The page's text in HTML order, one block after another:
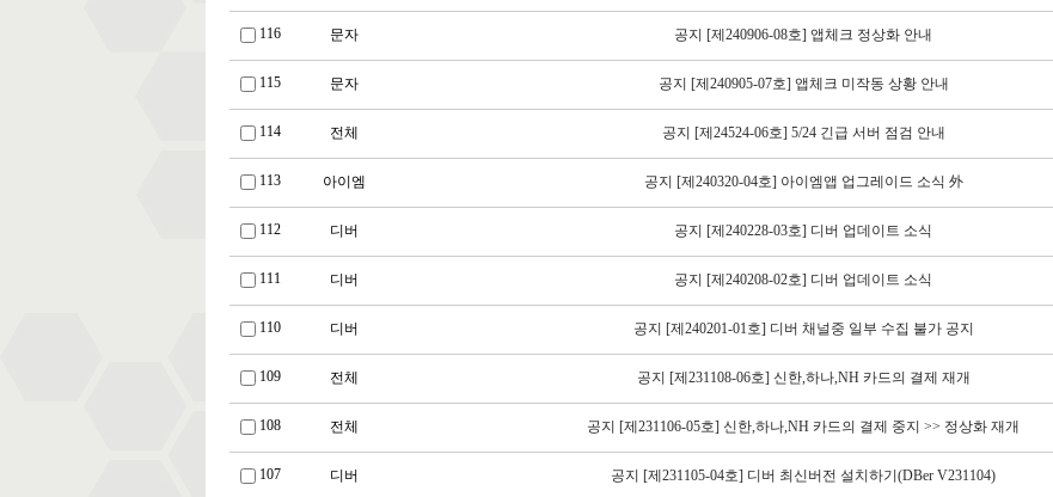
116 문자 공지 [제240906-08호] 앱체크 정상화 안내
115 문자 공지 [제240905-07호] 앱체크 미작동 상황 안내
114 전체 공지 [제24524-06호] 5/24 긴급 서버 점검 안내
113 아이엠 공지 [제240320-04호] 아이엠앱 업그레이드 소식 外
112 디버 공지 [제240228-03호] 디버 업데이트 소식
111 디버 공지 [제240208-02호] 디버 업데이트 소식
110 디버 공지 [제240201-01호] 디버 채널중 일부 수집 불가 공지
109 전체 공지 [제231108-06호] 신한,하나,NH 카드의 결제 재개
108 전체 공지 [제231106-05호] 신한,하나,NH 카드의 결제 중지 >> 정상화 재개
107 디버 공지 [제231105-04호] 디버 최신버전 설치하기(DBer V231104)